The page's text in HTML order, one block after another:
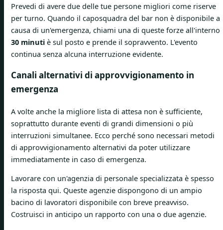
Prevedi di avere due delle tue persone migliori come riserve
per turno. Quando il caposquadra del bar non è disponibile a
causa di un'emergenza, chiami una di queste forze all'interno
30 minuti è sul posto e prende il sopravvento. L'evento
continua senza alcuna interruzione evidente.
Canali alternativi di approvvigionamento in
emergenza
A volte anche la migliore lista di attesa non è sufficiente,
soprattutto durante eventi di grandi dimensioni o più
interruzioni simultanee. Ecco perché sono necessari metodi
di approvvigionamento alternativi da poter utilizzare
immediatamente in caso di emergenza.
Lavorare con un'agenzia di personale specializzata è spesso
la risposta qui. Queste agenzie dispongono di un ampio
bacino di lavoratori disponibile con breve preavviso.
Costruisci in anticipo un rapporto con una o due agenzie.